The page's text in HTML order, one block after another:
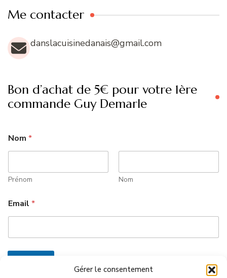
Gérer le consentement
Me contacter
danslacuisinedanais@gmail.com
Bon d’achat de 5€ pour votre 1ère
commande Guy Demarle
Nom *
Prénom Nom
Email *